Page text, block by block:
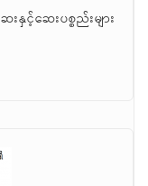
နှင့်ဆေးပစ္စည်းများ